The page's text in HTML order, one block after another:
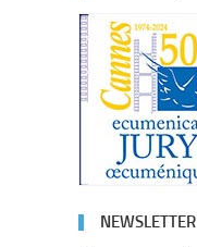
NEWSLETTER